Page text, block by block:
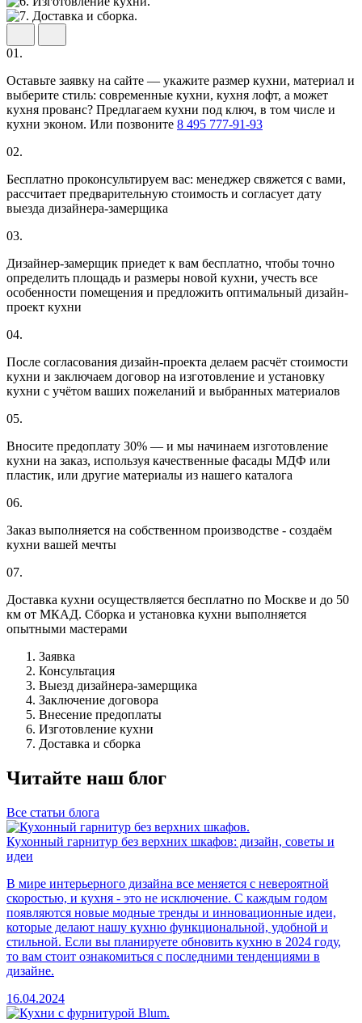
01.
Оставьте заявку на сайте — укажите размер кухни, материал и
выберите стиль: современные кухни, кухня лофт, а может
кухня прованс? Предлагаем кухни под ключ, в том числе и
кухни эконом. Или позвоните 8 495 777-91-93
02.
Бесплатно проконсультируем вас: менеджер свяжется с вами,
рассчитает предварительную стоимость и согласует дату
выезда дизайнера-замерщика
03.
Дизайнер-замерщик приедет к вам бесплатно, чтобы точно
определить площадь и размеры новой кухни, учесть все
особенности помещения и предложить оптимальный дизайн-
проект кухни
04.
После согласования дизайн-проекта делаем расчёт стоимости
кухни и заключаем договор на изготовление и установку
кухни с учётом ваших пожеланий и выбранных материалов
05.
Вносите предоплату 30% — и мы начинаем изготовление
кухни на заказ, используя качественные фасады МДФ или
пластик, или другие материалы из нашего каталога
06.
Заказ выполняется на собственном производстве - создаём
кухни вашей мечты
07.
Доставка кухни осуществляется бесплатно по Москве и до 50
км от МКАД. Сборка и установка кухни выполняется
опытными мастерами
Заявка
Консультация
Выезд дизайнера-замерщика
Заключение договора
Внесение предоплаты
Изготовление кухни
Доставка и сборка
Читайте наш блог
Все статьи блога
Кухонный гарнитур без верхних шкафов: дизайн, советы и
идеи
В мире интерьерного дизайна все меняется с невероятной
скоростью, и кухня - это не исключение. С каждым годом
появляются новые модные тренды и инновационные идеи,
которые делают нашу кухню функциональной, удобной и
стильной. Если вы планируете обновить кухню в 2024 году,
то вам стоит ознакомиться с последними тенденциями в
дизайне.
16.04.2024